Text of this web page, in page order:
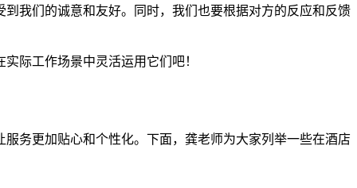
我们的诚意和友好。同时，我们也要根据对方的反应和反馈
际工作场景中灵活运用它们吧！
务更加贴心和个性化。下面，龚老师为大家列举一些在酒店